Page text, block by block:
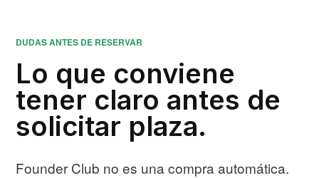
DUDAS ANTES DE RESERVAR
Lo que conviene
tener claro antes de
solicitar plaza.
Founder Club no es una compra automática.